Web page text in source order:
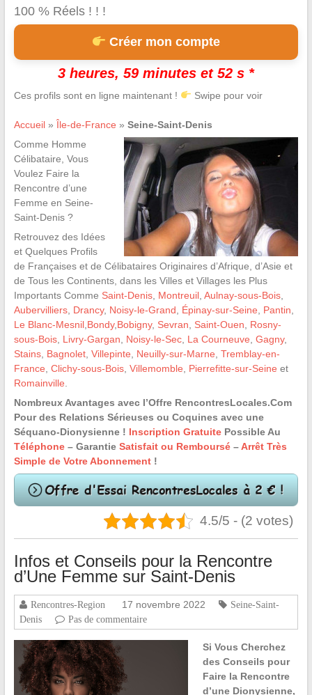
100 % Réels ! ! !
Créer mon compte
3 heures, 59 minutes et 51 s *
Ces profils sont en ligne maintenant ! Swipe pour voir
Accueil» Île-de-France » Seine-Saint-Denis
Comme Homme
Célibataire, Vous
Voulez Faire la
Rencontre d’une
Femme en Seine-
Saint-Denis ?
Retrouvez des Idées
et Quelques Profils
de Françaises et de Célibataires Originaires d’Afrique, d’Asie et
de Tous les Continents, dans les Villes et Villages les Plus
Importants Comme Saint-Denis, Montreuil, Aulnay-sous-Bois,
Aubervilliers, Drancy, Noisy-le-Grand Épinay-sur-Seine Pantin
Le Blanc-Mesnil, Bondy, Bobigny, Sevran Saint-Ouen
Rosny-
sous-Bois, Livry-Gargan Noisy-le-Sec, La Courneuve Gagny,
Stains, Bagnolet, Villepinte Neuilly-sur-Marne Tremblay-en-
France Clichy-sous-Bois, Villemomble Pierrefitte-sur-Seine et
Romainville
Nombreux Avantages avec l’Offre RencontresLocales.Com
Pour des Relations Sérieuses ou Coquines avec une
Séquano-Dionysienne ! Inscription GratuitePossible Au
Téléphone– Garantie Satisfait ou Remboursé–Arrêt Très
Simple de Votre Abonnement!
4.5/5 - (2 votes)
Infos et Conseils pour la Rencontre
d’Une Femme sur Saint-Denis
Rencontres-Region 17 novembre 2022
Seine-Saint-
Denis
Pas de commentaire
Si Vous Cherchez
des Conseils pour
Faire la Rencontre
d’une Dionysienne,